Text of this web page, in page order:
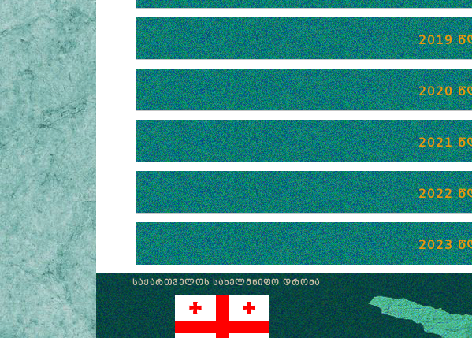
2019
2020
2021
2022
2023
ᲡᲐᲥᲐᲠᲗᲕᲔᲚᲝᲡ ᲡᲐᲮᲔᲚᲛᲬᲘᲤᲝ ᲓᲠᲝᲨᲐ